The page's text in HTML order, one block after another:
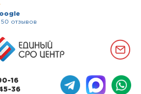
отзывов
16
36